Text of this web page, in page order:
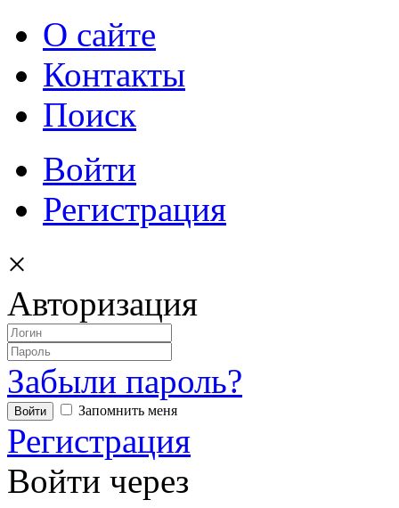
О сайте
Контакты
Поиск
Войти
Регистрация
×
Авторизация
Забыли пароль?
Запомнить меня
Регистрация
Войти через